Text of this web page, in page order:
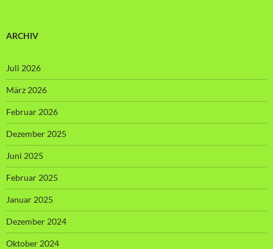
ARCHIV
Juli 2026
März 2026
Februar 2026
Dezember 2025
Juni 2025
Februar 2025
Januar 2025
Dezember 2024
Oktober 2024